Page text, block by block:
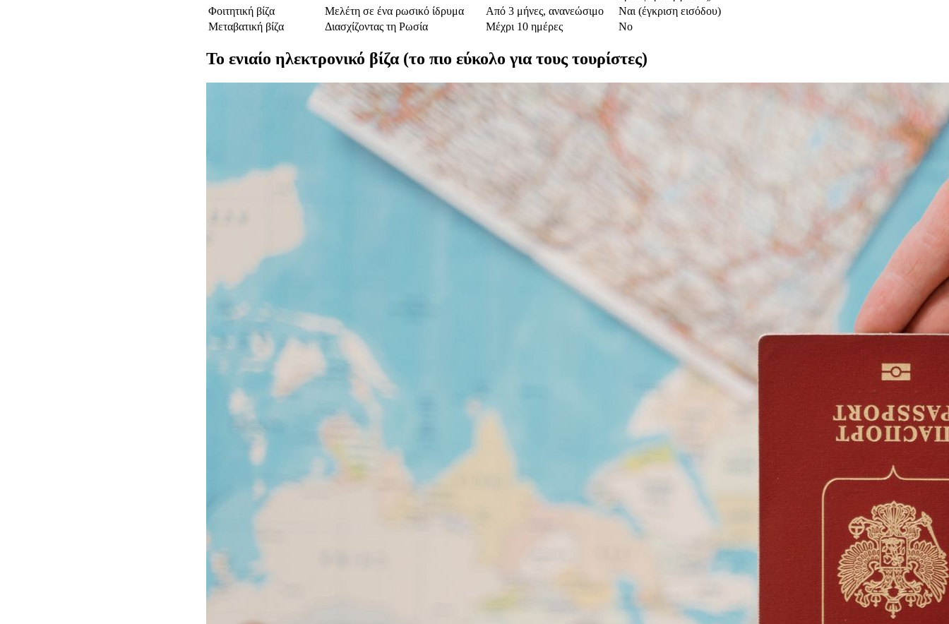
Φοιτητική βίζα
Μελέτη σε ένα ρωσικό ίδρυμα Από 3 μήνες, ανανεώσιμο
Ναι (έγκριση εισόδου)
Μεταβατική βίζα
Διασχίζοντας τη Ρωσία Μέχρι 10 ημέρες No
Το ενιαίο ηλεκτρονικό βίζα (το πιο εύκολο για τους τουρίστες)